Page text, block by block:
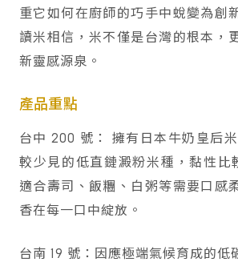
重它如何在廚師的巧手中蛻變為創
讀米相信，米不僅是台灣的根本，
新靈感源泉。
產品重點
台中 200 號： 擁有日本牛奶皇后
較少見的低直鏈澱粉米種，黏性比
適合壽司、飯糰、白粥等需要口感
香在每一口中綻放。
台南 19 號：因應極端氣候育成的低